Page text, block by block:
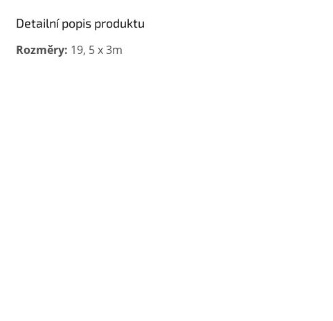
Detailní popis produktu
Rozměry: 19, 5 x 3m